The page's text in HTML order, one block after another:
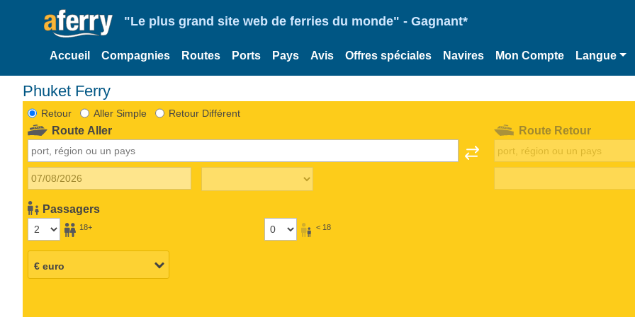
"Le plus grand site web de ferries du monde" - Gagnant*
Accueil Compagnies Routes Ports Pays Avis Offres spéciales Navires Mon Compte Langue
Phuket Ferry
Retour Aller Simple Retour Différent
Route Aller
Passagers
18+ < 18
Route Retour